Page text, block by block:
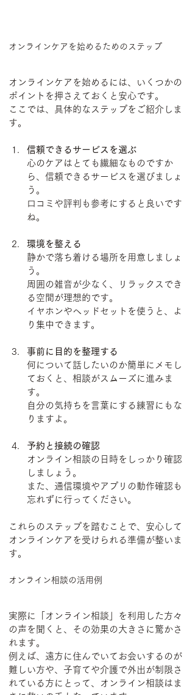
オンラインケアを始めるためのステップ
オンラインケアを始めるには、いくつかの
ポイントを押さえておくと安心です。
ここでは、具体的なステップをご紹介しま
す。
信頼できるサービスを選ぶ
心のケアはとても繊細なものですか
ら、信頼できるサービスを選びましょ
う。
口コミや評判も参考にすると良いです
ね。
環境を整える
静かで落ち着ける場所を用意しましょ
う。
周囲の雑音が少なく、リラックスでき
る空間が理想的です。
イヤホンやヘッドセットを使うと、よ
り集中できます。
事前に目的を整理する
何について話したいのか簡単にメモし
ておくと、相談がスムーズに進みま
す。
自分の気持ちを言葉にする練習にもな
りますよ。
予約と接続の確認
オンライン相談の日時をしっかり確認
しましょう。
また、通信環境やアプリの動作確認も
忘れずに行ってください。
これらのステップを踏むことで、安心して
オンラインケアを受けられる準備が整いま
す。
オンライン相談の活用例
実際に「オンライン相談」を利用した方々
の声を聞くと、その効果の大きさに驚かさ
れます。
例えば、遠方に住んでいてお会いするのが
難しい方や、子育てや介護で外出が制限さ
れている方にとって、オンライン相談はま